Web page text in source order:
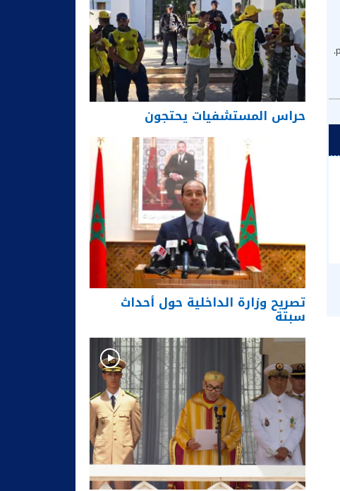
.
حراس المستشفيات يحتجون
تصريح وزارة الداخلية حول أحداث
سبتة